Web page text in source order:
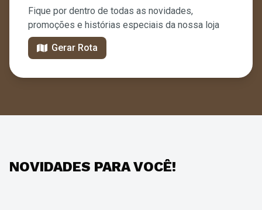
Fique por dentro de todas as novidades,
promoções e histórias especiais da nossa loja
Gerar Rota
NOVIDADES PARA VOCÊ!